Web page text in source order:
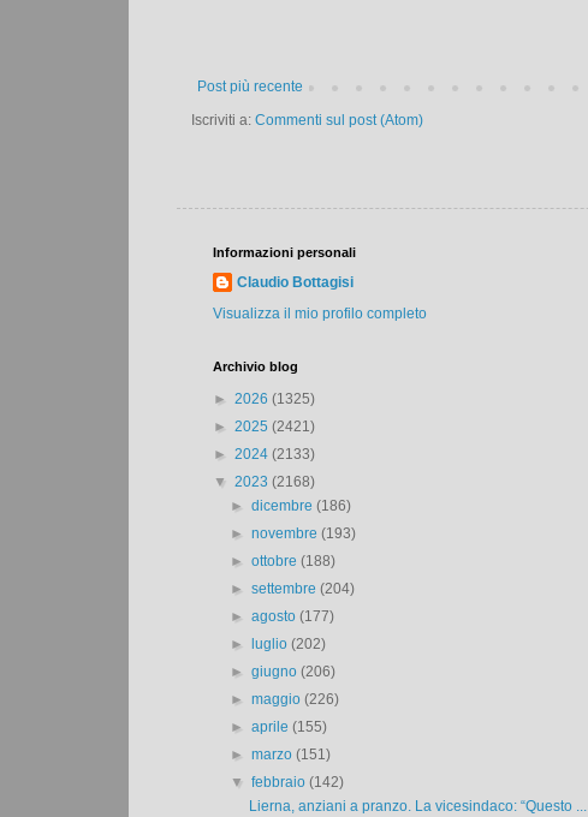
Post più recente
Iscriviti a: Commenti sul post (Atom)
Informazioni personali
Claudio Bottagisi
Visualizza il mio profilo completo
Archivio blog
► 2026 (1325)
► 2025 (2421)
► 2024 (2133)
▼ 2023 (2168)
►dicembre(186)
►novembre(193)
►ottobre(188)
►settembre(204)
►agosto(177)
►
luglio(202)
►giugno(206)
►maggio(226)
►aprile(155)
►marzo(151)
▼febbraio(142)
Lierna, anziani a pranzo. La vicesindaco: “Questo ...